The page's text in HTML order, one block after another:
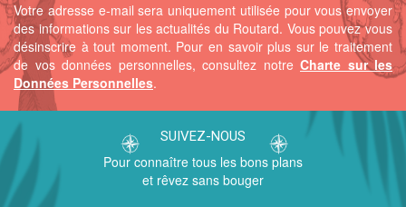
Votre adresse e-mail sera uniquement utilisée pour vous envoyer
des informations sur les actualités du Routard. Vous pouvez vous
désinscrire à tout moment. Pour en savoir plus sur le traitement
de vos données personnelles, consultez notre Charte sur les
Données Personnelles.
SUIVEZ-NOUS
Pour connaître tous les bons plans
et rêvez sans bouger